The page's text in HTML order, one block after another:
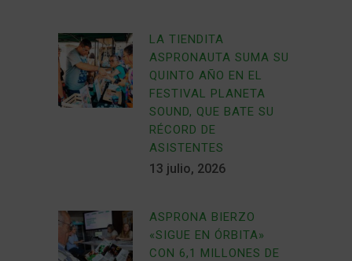
LA TIENDITA
ASPRONAUTA SUMA SU
QUINTO AÑO EN EL
FESTIVAL PLANETA
SOUND, QUE BATE SU
RÉCORD DE
ASISTENTES
13 julio, 2026
ASPRONA BIERZO
«SIGUE EN ÓRBITA»
CON 6,1 MILLONES DE